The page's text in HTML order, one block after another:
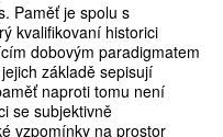
Paměť je spolu s
kvalifikovaní historici
dobovým paradigmatem
základě sepisují
naproti tomu není
se subjektivně
vzpomínky na prostor